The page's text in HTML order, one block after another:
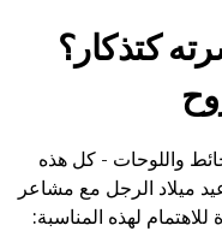
كتذكار؟
واللوحات - كل هذه
يمكن ملء عيد ميلاد الرجل مع مشاعر
للاهتمام لهذه المناسبة: